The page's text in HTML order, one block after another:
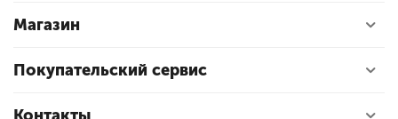
Магазин
Покупательский сервис